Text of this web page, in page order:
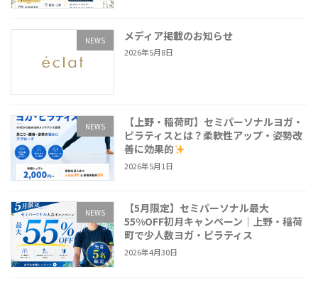
NEWS メディア掲載のお知らせ
2026年5月8日
NEWS
【上野・稲荷町】セミパーソナルヨガ・
ピラティスとは？柔軟性アップ・姿勢改
善に効果的
2026年5月1日
NEWS
【5月限定】セミパーソナル最大
55%OFF初月キャンペーン｜上野・稲荷
町で少人数ヨガ・ピラティス
2026年4月30日